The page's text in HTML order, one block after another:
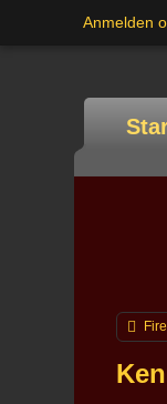
Anmelden